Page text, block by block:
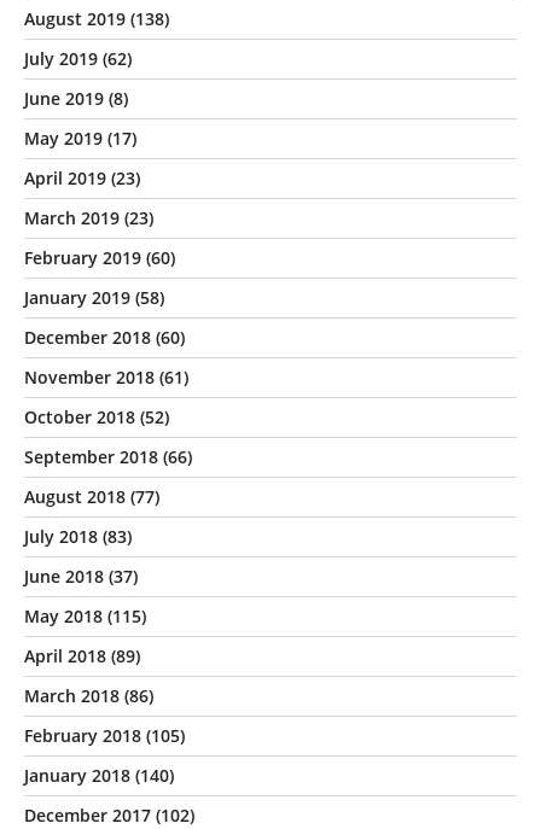
August 2019 (138)
July 2019 (62)
June 2019 (8)
May 2019 (17)
April 2019 (23)
March 2019 (23)
February 2019 (60)
January 2019 (58)
December 2018 (60)
November 2018 (61)
October 2018 (52)
September 2018 (66)
August 2018 (77)
July 2018 (83)
June 2018 (37)
May 2018 (115)
April 2018 (89)
March 2018 (86)
February 2018 (105)
January 2018 (140)
December 2017 (102)